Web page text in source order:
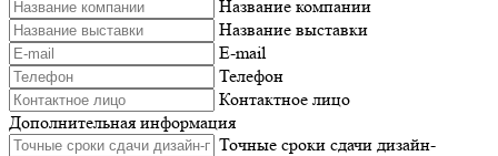
Название компании
Название выставки
E-mail
Телефон
Контактное лицо
Дополнительная информация
Точные сроки сдачи дизайн-